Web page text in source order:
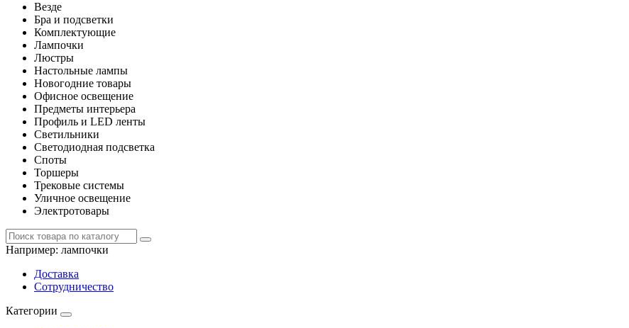
Везде
Бра и подсветки
Комплектующие
Лампочки
Люстры
Настольные лампы
Новогодние товары
Офисное освещение
Предметы интерьера
Профиль и LED ленты
Светильники
Светодиодная подсветка
Споты
Торшеры
Трековые системы
Уличное освещение
Электротовары
Например: лампочки
Доставка
Сотрудничество
Категории